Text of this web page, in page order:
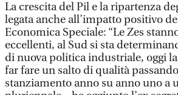
La crescita del Pil e la ripartenza
legata anche all’impatto positivo
Economica Speciale: “Le Zes
eccellenti, al Sud si sta
di nuova politica industriale, oggi
far fare un salto di qualità
stanziamento anno su anno uno a